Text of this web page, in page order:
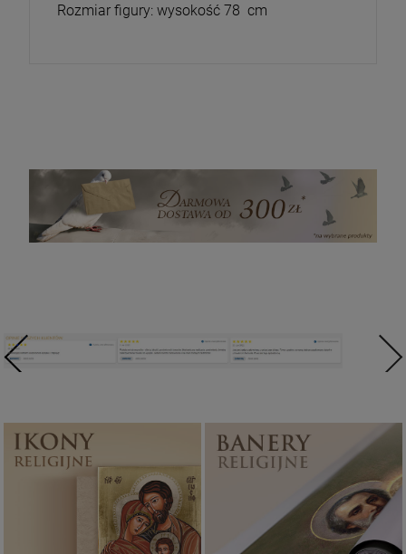
Rozmiar figury: wysokość 78 cm
Ikony religijne
PONAD 400
WZORÓW
Banery religijne
ZOBACZ